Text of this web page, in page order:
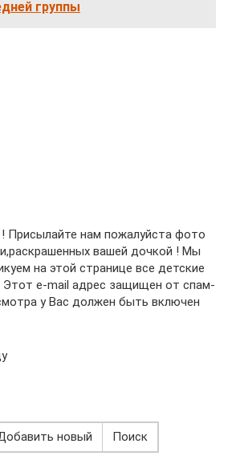
группы
Присылайте нам пожалуйста фото
вашей дочкой ! Мы
на этой странице все детские
e-mail адрес защищен от спам-
у Вас должен быть включен
новый Поиск